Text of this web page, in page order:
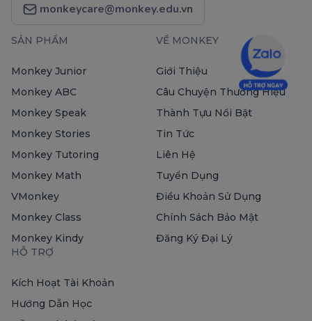
monkeycare@monkey.edu.vn
SẢN PHẨM
Monkey Junior
Monkey ABC
Monkey Speak
Monkey Stories
Monkey Tutoring
Monkey Math
VMonkey
Monkey Class
Monkey Kindy
VỀ MONKEY
Giới Thiệu
Câu Chuyện Thương Hiệu
Thành Tựu Nổi Bật
Tin Tức
Liên Hệ
Tuyển Dụng
Điều Khoản Sử Dụng
Chính Sách Bảo Mật
Đăng Ký Đại Lý
HỖ TRỢ
Kích Hoạt Tài Khoản
Hướng Dẫn Học